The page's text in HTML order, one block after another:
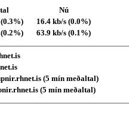
Nú
16.4 kb/s (0.0%)
63.9 kb/s (0.1%)
(5 mín meðaltal)
(5 mín meðaltal)